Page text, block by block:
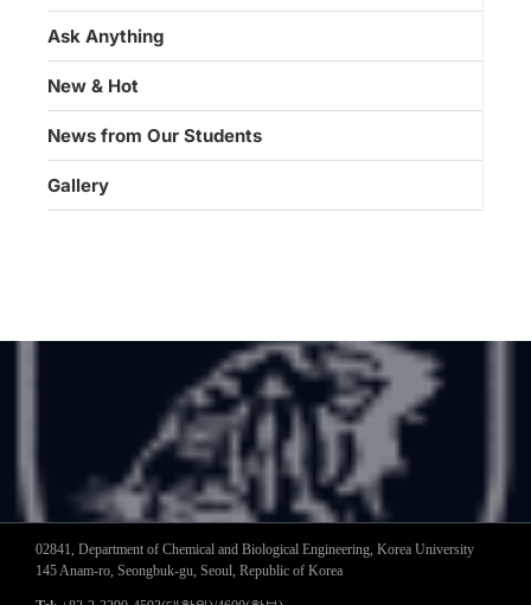
Ask Anything
New & Hot
News from Our Students
Gallery
02841, Department of Chemical and Biological Engineering, Korea University
145 Anam-ro, Seongbuk-gu, Seoul, Republic of Korea